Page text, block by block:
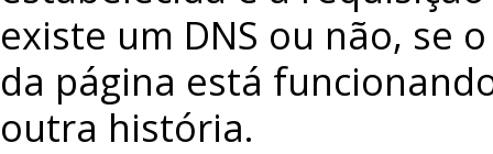
existe um DNS ou não, se
da página está
outra história.